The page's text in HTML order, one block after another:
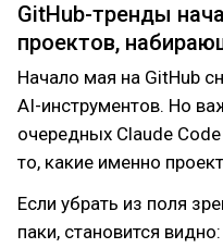
GitHub-тренды
проектов,
Начало мая на GitHub
AI-инструментов. Но
очередных Claude
то, какие именно
Если убрать из поля
паки, становится